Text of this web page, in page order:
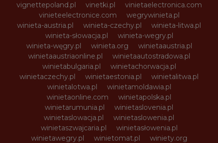
vignettepoland.pl
vinetki.pl
vinietaelectronica.com
vinieteelectronice.com
wegrywinieta.pl
winieta-austria.pl
winieta-czechy.pl
winieta-litwa.pl
winieta-słowacja.pl
winieta-wegry.pl
winieta-węgry.pl
winieta.org
winietaaustria.pl
winietaaustriaonline.pl
winietaautostradowa.pl
winietabulgaria.pl
winietachorwacja.pl
winietaczechy.pl
winietaestonia.pl
winietalitwa.pl
winietalotwa.pl
winietamoldawia.pl
winietaonline.com
winietapolska.pl
winietarumunia.pl
winietaslovenia.pl
winietaslowacja.pl
winietaslowenia.pl
winietaszwajcaria.pl
winietasłowenia.pl
winietawegry.pl
winietomat.pl
winiety.org